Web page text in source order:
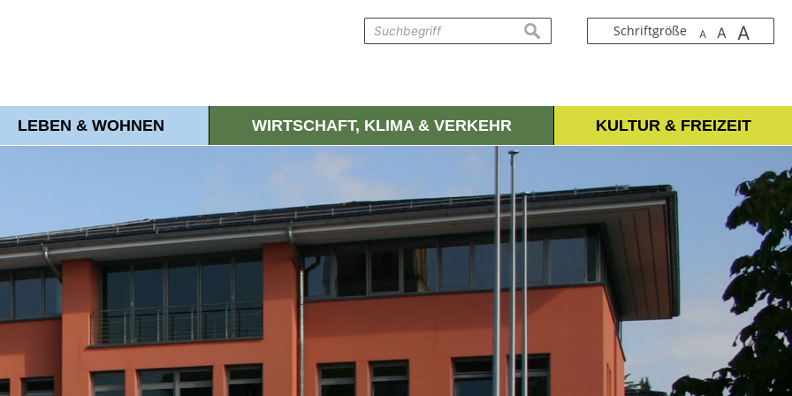
Schriftgröße A A A
suchen
LEBEN & WOHNEN WIRTSCHAFT, KLIMA & VERKEHR KULTUR & FREIZEIT